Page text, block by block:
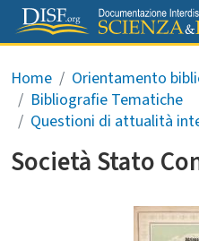
Salta al contenuto principale
Briciole di pane
Home
Orientamento
Bibliografie Tematiche
Questioni di attualità
Società Stato